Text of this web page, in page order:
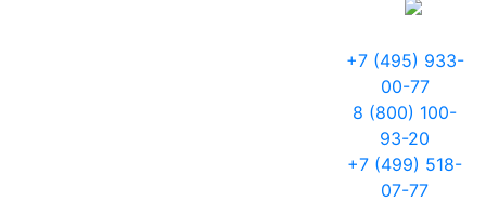
+7 (495) 933-
00-77
8 (800) 100-
93-20
+7 (499) 518-
07-77